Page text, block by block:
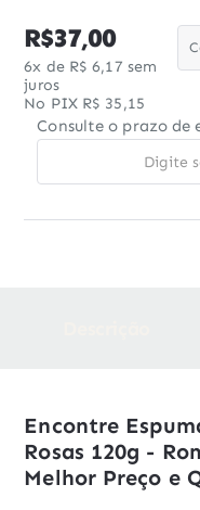
R$37,00
6x de R$ 6,17 sem
juros
No PIX R$ 35,15
Consulte o prazo de
Encontre
Rosas 120g -
Melhor Preço e